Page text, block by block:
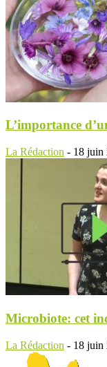
L’importance
La Rédaction - 18 juin
Microbiote: cet
La Rédaction - 18 juin